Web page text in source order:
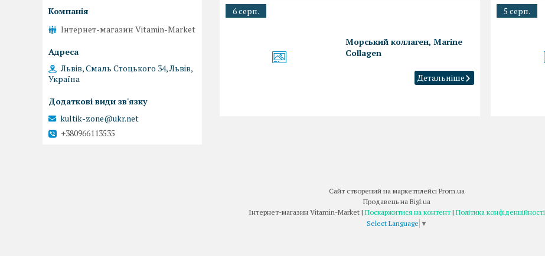
6 серп.
Морський коллаген, Marine
Collagen
5 серп.
Інтернет-магазин Vitamin-Market
Львів, Смаль Стоцького 34, Львів,
Україна
kultik-zone@ukr.net
+380966113535
Сайт створений на маркетплейсі Prom.ua
Продавець на Bigl.ua
Інтернет-магазин Vitamin-Market | Поскаржитися на контент | Політика конфіденційності
Select Language ▼